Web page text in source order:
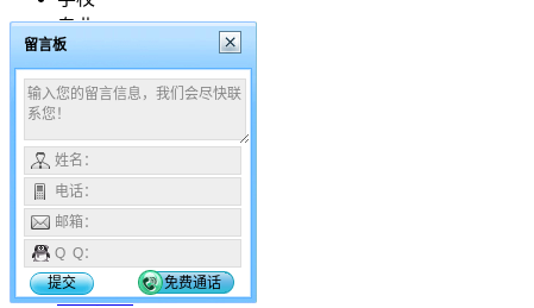
专业
文章
搜索
咨询时间：08:00 - 24:00
18296112653
网站首页
报名报考
招生院校
留言板
姓名：
电话：
邮箱：
Q Q：
提交
免费通话